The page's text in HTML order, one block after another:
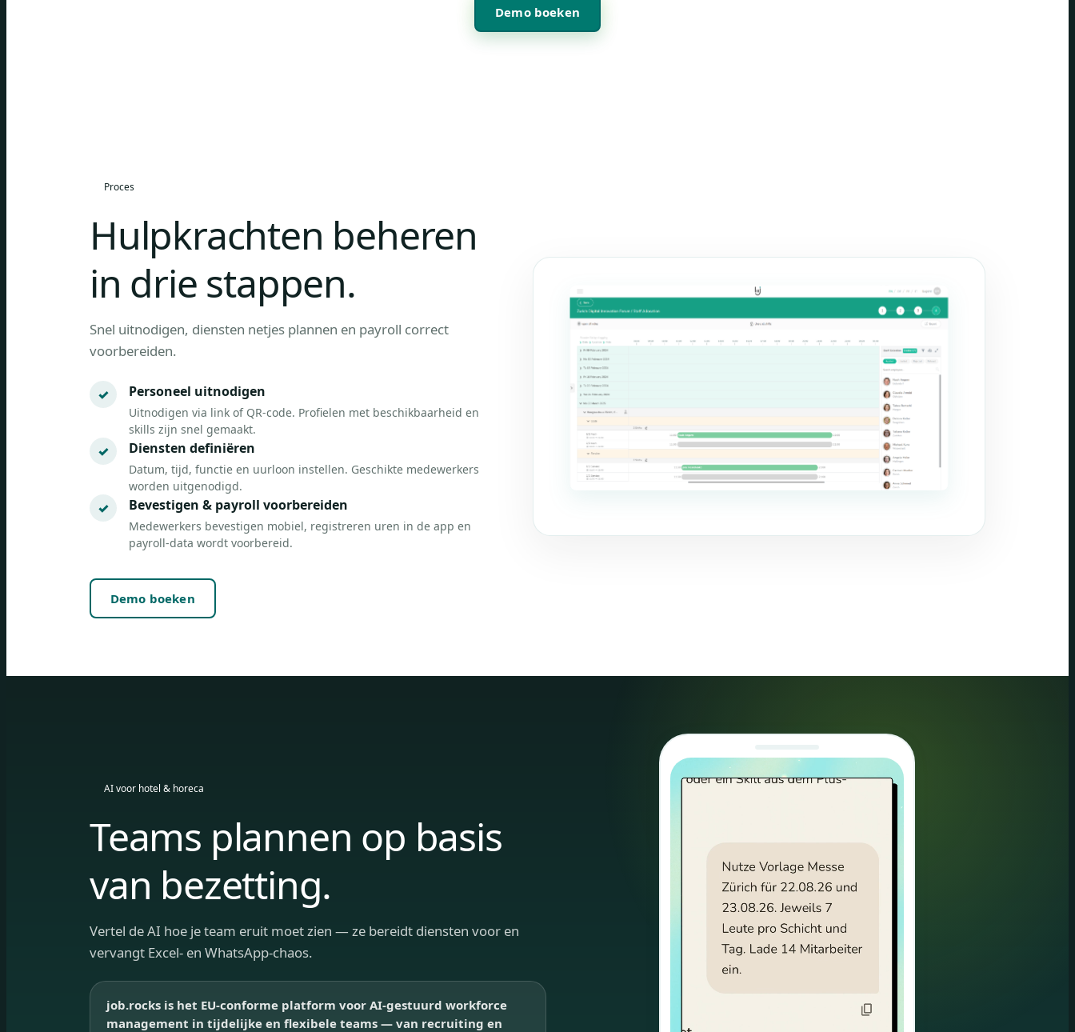
Demo boeken
Proces
Hulpkrachten beheren
in drie stappen.
Snel uitnodigen, diensten netjes plannen en payroll correct
voorbereiden.
Personeel uitnodigen
Uitnodigen via link of QR-code. Profielen met beschikbaarheid en
skills zijn snel gemaakt.
Diensten definiëren
Datum, tijd, functie en uurloon instellen. Geschikte medewerkers
worden uitgenodigd.
Bevestigen & payroll voorbereiden
Medewerkers bevestigen mobiel, registreren uren in de app en
payroll-data wordt voorbereid.
Demo boeken
AI voor hotel & horeca
Teams plannen op basis
van bezetting.
Vertel de AI hoe je team eruit moet zien — ze bereidt diensten voor en
vervangt Excel- en WhatsApp-chaos.
job.rocks is het EU-conforme platform voor AI-gestuurd workforce
management in tijdelijke en flexibele teams — van recruiting en